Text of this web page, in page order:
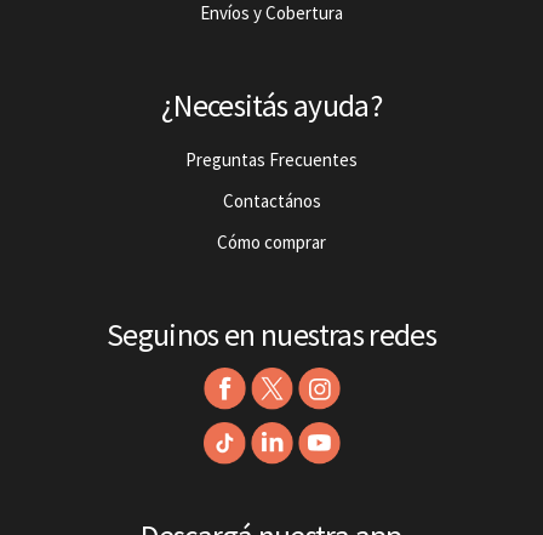
Envíos y Cobertura
¿Necesitás ayuda?
Preguntas Frecuentes
Contactános
Cómo comprar
Seguinos en nuestras redes